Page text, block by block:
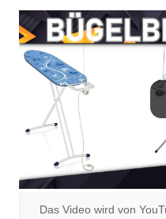
Das Video wird von